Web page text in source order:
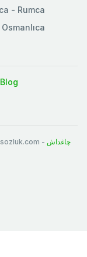
- Rumca
Blog
- چاغداش